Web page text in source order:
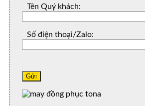
Tên Quý khách:
Số điện thoại/Zalo: